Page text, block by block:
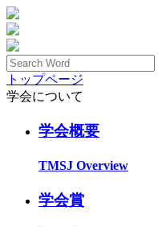
トップページ
学会について
学会概要
TMSJ Overview
学会賞